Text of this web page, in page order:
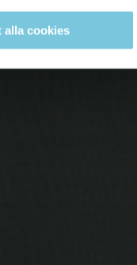
alla cookies